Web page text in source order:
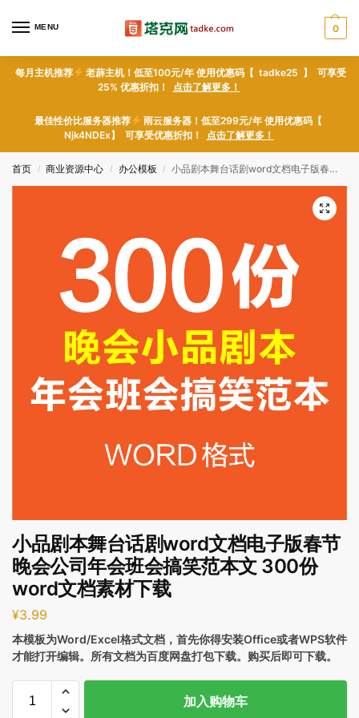
MENU 0
每月主机推荐
老薜主机！低至100元/年 使用优惠码【 tadke25 】 可享受
25% 优惠折扣！ 点击了解更多！
最佳性价比服务器推荐
雨云服务器！低至299元/年 使用优惠码【
Njk4NDEx】 可享受优惠折扣！ 点击了解更多！
首页 / 商业资源中心 / 办公模板 / 小品剧本舞台话剧word文档电子版春节晚会公司年会班会搞笑范本文 300份word文档素材下载
小品剧本舞台话剧word文档电子版春节
晚会公司年会班会搞笑范本文 300份
word文档素材下载
¥3.99
本模板为Word/Excel格式文档，首先你得安装Office或者WPS软件
才能打开编辑。所有文档为百度网盘打包下载。购买后即可下载。
加入购物车